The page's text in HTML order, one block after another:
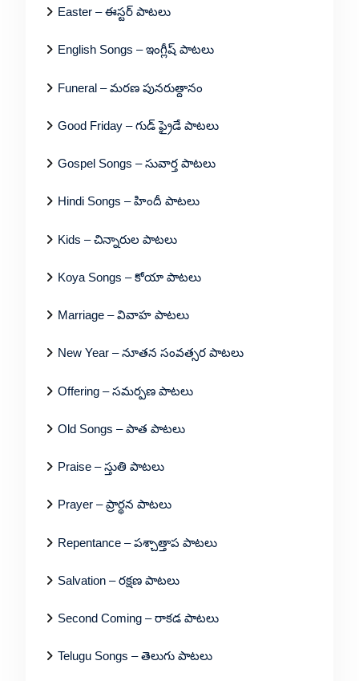
Easter – ఈస్టర్ పాటలు
English Songs – ఇంగ్లీష్ పాటలు
Funeral – మరణ పునరుత్దానం
Good Friday – గుడ్ ఫ్రైడే పాటలు
Gospel Songs – సువార్త పాటలు
Hindi Songs – హిందీ పాటలు
Kids – చిన్నారుల పాటలు
Koya Songs – కోయా పాటలు
Marriage – వివాహ పాటలు
New Year – నూతన సంవత్సర పాటలు
Offering – సమర్పణ పాటలు
Old Songs – పాత పాటలు
Praise – స్తుతి పాటలు
Prayer – ప్రార్థన పాటలు
Repentance – పశ్చాత్తాప పాటలు
Salvation – రక్షణ పాటలు
Second Coming – రాకడ పాటలు
Telugu Songs – తెలుగు పాటలు